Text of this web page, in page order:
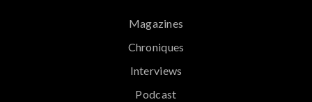
Magazines
Chroniques
Interviews
Podcast